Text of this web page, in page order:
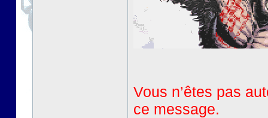
Vous n’êtes pas
ce message.